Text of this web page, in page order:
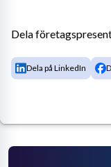
Dela
Dela på LinkedIn